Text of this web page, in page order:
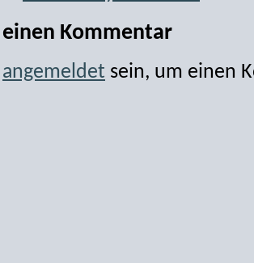
Kommentar
angemeldet sein, um einen